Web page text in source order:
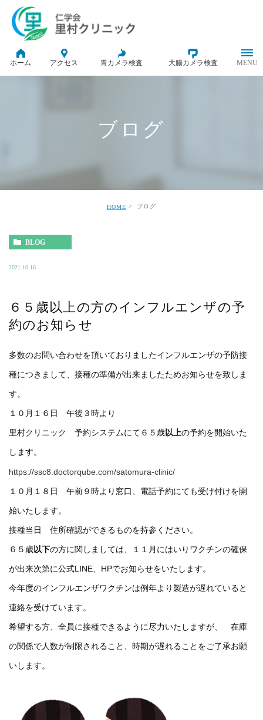
ホーム アクセス 胃カメラ検査 大腸カメラ検査
ブログ
HOME ブログ
BLOG
2021.10.16
６５歳以上の方のインフルエンザの予
約のお知らせ
多数のお問い合わせを頂いておりましたインフルエンザの予防接
種につきまして、接種の準備が出来ましたためお知らせを致しま
す。
１０月１６日 午後３時より
里村クリニック 予約システムにて６５歳以上の予約を開始いた
します。
https://ssc8.doctorqube.com/satomura-clinic/
１０月１８日 午前９時より窓口、電話予約にても受け付けを開
始いたします。
接種当日 住所確認ができるものを持参ください。
６５歳以下の方に関しましては、１１月にはいりワクチンの確保
が出来次第に公式LINE、HPでお知らせをいたします。
今年度のインフルエンザワクチンは例年より製造が遅れていると
連絡を受けています。
希望する方、全員に接種できるように尽力いたしますが、 在庫
の関係で人数が制限されること、時期が遅れることをご了承お願
いします。